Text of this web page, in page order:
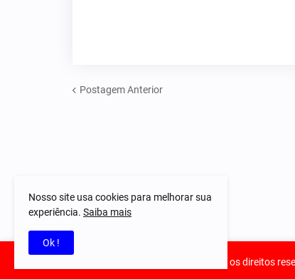
Postagem Anterior
© 2023-2025 Notícias Piauí - Todos os direitos
Nosso site usa cookies para melhorar sua
experiência. Saiba mais
Ok !